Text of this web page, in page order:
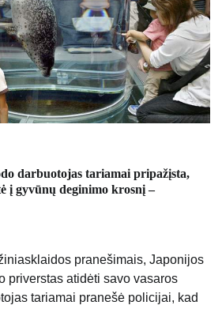
darbuotojas tariamai pripažįsta,
į gyvūnų deginimo krosnį –
pranešimais, Japonijos
priverstas atidėti savo vasaros
tariamai pranešė policijai, kad